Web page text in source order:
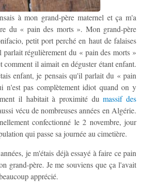
à mon grand-père maternel et ça m'a
du « pain des morts ». Mon grand-père
petit port perché en haut de falaises
régulièrement du « pain des morts »
comment il aimait en déguster étant enfant.
enfant, je pensais qu'il parlait du « pain
n'est pas complètement idiot quand on y
il habitait à proximité dumassif des
vécu de nombreuses années en Algérie.
confectionné le 2 novembre, jour
qui passe sa journée au cimetière.
je m'étais déjà essayé à faire ce pain
grand-père. Je me souviens que ça l'avait
apprécié.